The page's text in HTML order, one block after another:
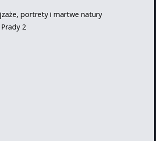
portrety i martwe natury
2